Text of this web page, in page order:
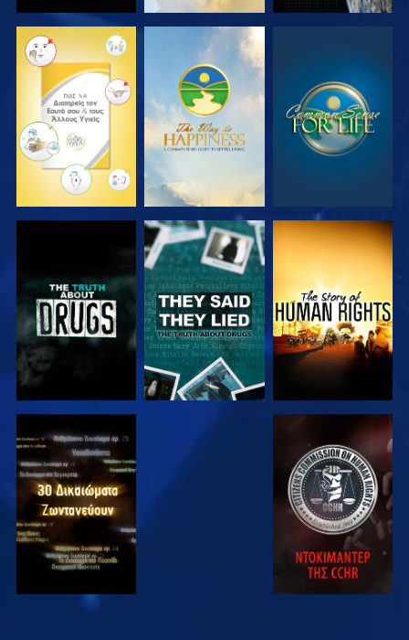
ΠΑΡΑΚΟΛΟΥΘΗΣΤΕ ΠΑΡΑΚΟΛΟΥΘΗΣΤΕ ΠΑΡΑΚΟΛΟΥΘΗΣΤΕ
ΠΑΡΑΚΟΛΟΥΘΗΣΤΕ ΠΑΡΑΚΟΛΟΥΘΗΣΤΕ ΠΑΡΑΚΟΛΟΥΘΗΣΤΕ
ΠΑΡΑΚΟΛΟΥΘΗΣΤΕ ΠΑΡΑΚΟΛΟΥΘΗΣΤΕ